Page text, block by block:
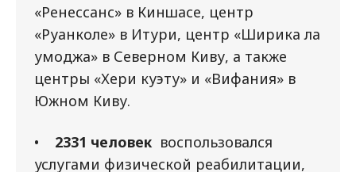
«Ренессанс» в Киншасе, центр
«Руанколе» в Итури, центр «Ширика ла
умоджа» в Северном Киву, а также
центры «Хери куэту» и «Вифания» в
Южном Киву.
• 2331 человек воспользовался
услугами физической реабилитации,